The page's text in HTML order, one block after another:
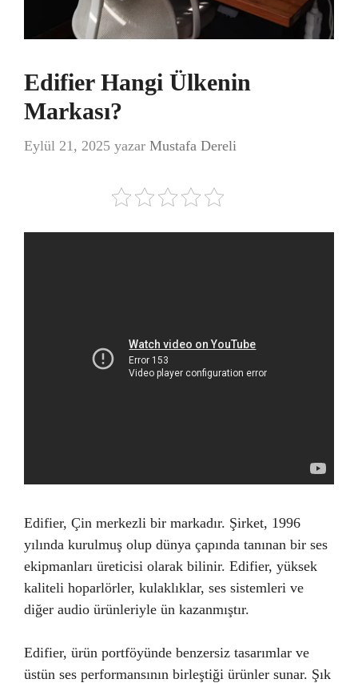
Edifier Hangi Ülkenin
Markası?
Eylül 21, 2025 yazar Mustafa Dereli
Edifier, Çin merkezli bir markadır. Şirket, 1996
yılında kurulmuş olup dünya çapında tanınan bir ses
ekipmanları üreticisi olarak bilinir. Edifier, yüksek
kaliteli hoparlörler, kulaklıklar, ses sistemleri ve
diğer audio ürünleriyle ün kazanmıştır.
Edifier, ürün portföyünde benzersiz tasarımlar ve
üstün ses performansının birleştiği ürünler sunar. Şık